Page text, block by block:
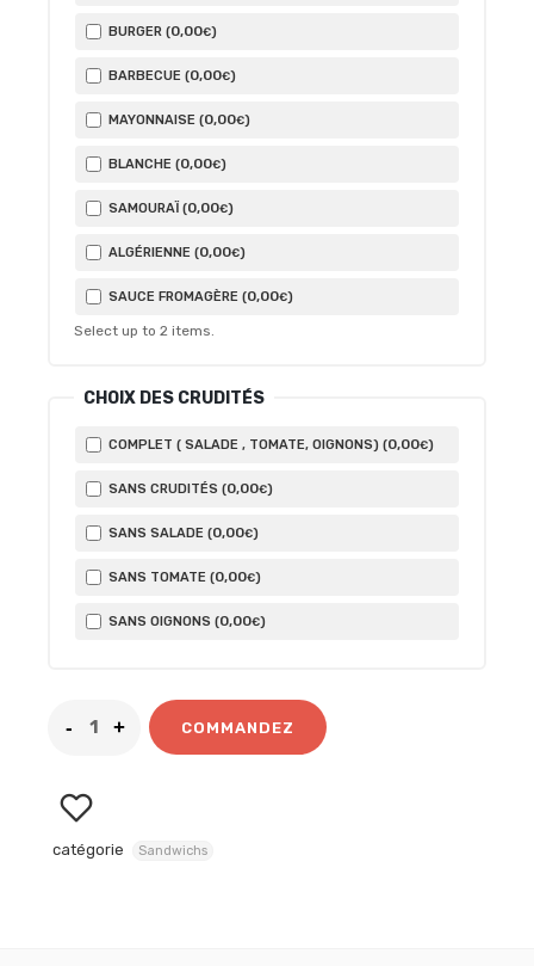
BURGER (0,00€)
BARBECUE (0,00€)
MAYONNAISE (0,00€)
BLANCHE (0,00€)
SAMOURAÏ (0,00€)
ALGÉRIENNE (0,00€)
SAUCE FROMAGÈRE (0,00€)
Select up to 2 items.
CHOIX DES CRUDITÉS
COMPLET ( SALADE , TOMATE, OIGNONS) (0,00€)
SANS CRUDITÉS (0,00€)
SANS SALADE (0,00€)
SANS TOMATE (0,00€)
SANS OIGNONS (0,00€)
COMMANDEZ
catégorie Sandwichs